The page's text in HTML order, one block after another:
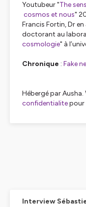
Youtubeur "The
cosmos et nous"
Francis Fortin, Dr
doctorant au
cosmologie" à
Chronique : Fake
Hébergé par Ausha.
confidentialitepour